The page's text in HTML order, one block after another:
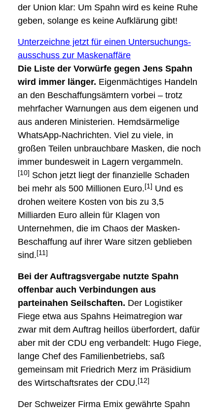
der Union klar: Um Spahn wird es keine Ruhe
geben, solange es keine Aufklärung gibt!
Unterzeichne jetzt für einen Untersuchungs­
ausschuss zur Maskenaffäre
Die Liste der Vorwürfe gegen Jens Spahn
wird immer länger. Eigenmächtiges Handeln
an den Beschaffungsämtern vorbei – trotz
mehrfacher Warnungen aus dem eigenen und
aus anderen Ministerien. Hemdsärmelige
WhatsApp-Nachrichten. Viel zu viele, in
großen Teilen unbrauchbare Masken, die noch
immer bundesweit in Lagern vergammeln.
[10] Schon jetzt liegt der finanzielle Schaden
bei mehr als 500 Millionen Euro.[1] Und es
drohen weitere Kosten von bis zu 3,5
Milliarden Euro allein für Klagen von
Unternehmen, die im Chaos der Masken-
Beschaffung auf ihrer Ware sitzen geblieben
sind.[11]
Bei der Auftragsvergabe nutzte Spahn
offenbar auch Verbindungen aus
parteinahen Seilschaften. Der Logistiker
Fiege etwa aus Spahns Heimatregion war
zwar mit dem Auftrag heillos überfordert, dafür
aber mit der CDU eng verbandelt: Hugo Fiege,
lange Chef des Familienbetriebs, saß
gemeinsam mit Friedrich Merz im Präsidium
des Wirtschaftsrates der CDU.[12]
Der Schweizer Firma Emix gewährte Spahn